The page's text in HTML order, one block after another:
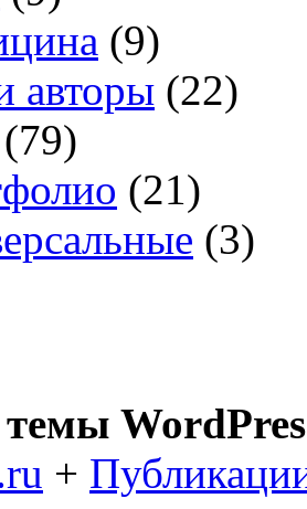
(9)
авторы (22)
(79)
(21)
(3)
темы
+